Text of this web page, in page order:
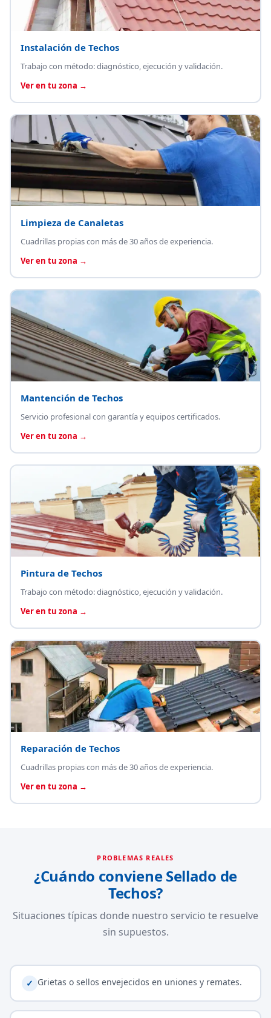
Instalación de Techos
Trabajo con método: diagnóstico, ejecución y validación.
Ver en tu zona →
Limpieza de Canaletas
Cuadrillas propias con más de 30 años de experiencia.
Ver en tu zona →
Mantención de Techos
Servicio profesional con garantía y equipos certificados.
Ver en tu zona →
Pintura de Techos
Trabajo con método: diagnóstico, ejecución y validación.
Ver en tu zona →
Reparación de Techos
Cuadrillas propias con más de 30 años de experiencia.
Ver en tu zona →
PROBLEMAS REALES
¿Cuándo conviene Sellado de
Techos?
Situaciones típicas donde nuestro servicio te resuelve
sin supuestos.
✓ Grietas o sellos envejecidos en uniones y remates.